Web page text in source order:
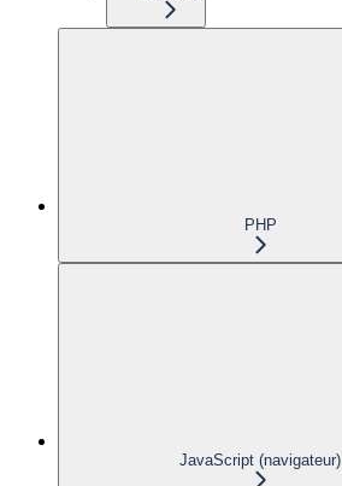
PHP
JavaScript (navigateur)